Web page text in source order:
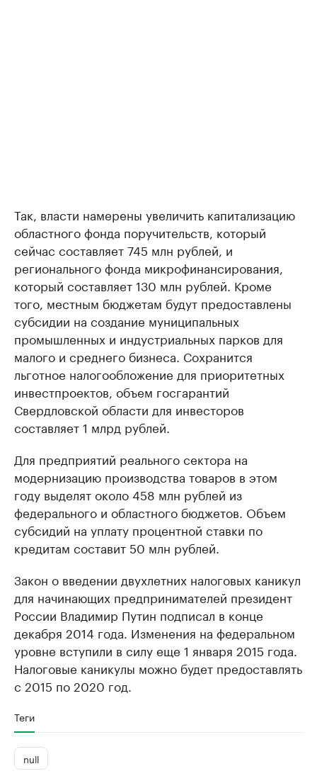
Так, власти намерены увеличить капитализацию
областного фонда поручительств, который
сейчас составляет 745 млн рублей, и
регионального фонда микрофинансирования,
который составляет 130 млн рублей. Кроме
того, местным бюджетам будут предоставлены
субсидии на создание муниципальных
промышленных и индустриальных парков для
малого и среднего бизнеса. Сохранится
льготное налогообложение для приоритетных
инвестпроектов, объем госгарантий
Свердловской области для инвесторов
составляет 1 млрд рублей.
Для предприятий реального сектора на
модернизацию производства товаров в этом
году выделят около 458 млн рублей из
федерального и областного бюджетов. Объем
субсидий на уплату процентной ставки по
кредитам составит 50 млн рублей.
Закон о введении двухлетних налоговых каникул
для начинающих предпринимателей президент
России Владимир Путин подписал в конце
декабря 2014 года. Изменения на федеральном
уровне вступили в силу еще 1 января 2015 года.
Налоговые каникулы можно будет предоставлять
с 2015 по 2020 год.
Теги
null